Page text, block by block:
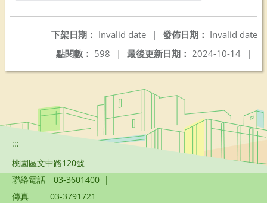
發佈日期： Invalid date
下架日期： Invalid date
|
最後更新日期： 2024-10-14 |
點閱數： 598 |
:::
桃園區文中路120號
聯絡電話
03-3601400 |
傳真
03-3791721